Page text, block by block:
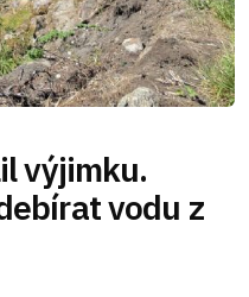
výjimku.
vodu z